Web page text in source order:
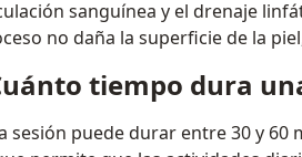
sanguínea y el drenaje
no daña la superficie de la
tiempo dura
sesión puede durar entre 30 y